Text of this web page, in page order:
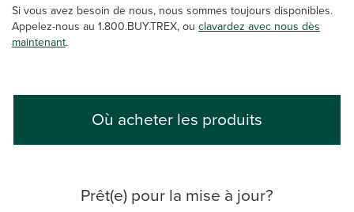
Si vous avez besoin de nous, nous sommes toujours disponibles.
Appelez-nous au 1.800.BUY.TREX, ou clavardez avec nous dès
maintenant.
Où acheter les produits
Prêt(e) pour la mise à jour?